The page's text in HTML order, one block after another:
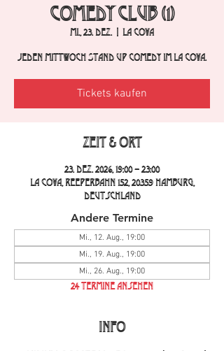
Comedy Club (1)
Mi., 23. Dez.
  |
La Cova
Jeden Mittwoch Stand Up Comedy im La Cova.
Tickets kaufen
Zeit & Ort
23. Dez. 2026, 19:00 – 23:00
La Cova, Reeperbahn 152, 20359 Hamburg,
Deutschland
Andere Termine
Mi., 12. Aug., 19:00
Mi., 19. Aug., 19:00
Mi., 26. Aug., 19:00
24 Termine ansehen
INFO